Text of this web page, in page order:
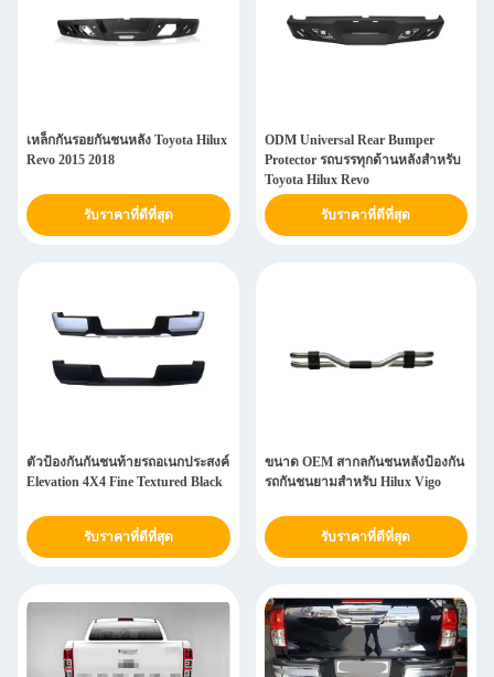
เหล็กกันรอยกันชนหลัง Toyota Hilux
Revo 2015 2018
รับราคาที่ดีที่สุด
ODM Universal Rear Bumper
Protector รถบรรทุกด้านหลังสำหรับ
Toyota Hilux Revo
รับราคาที่ดีที่สุด
ตัวป้องกันกันชนท้ายรถอเนกประสงค์
Elevation 4X4 Fine Textured Black
รับราคาที่ดีที่สุด
ขนาด OEM สากลกันชนหลังป้องกัน
รถกันชนยามสำหรับ Hilux Vigo
รับราคาที่ดีที่สุด